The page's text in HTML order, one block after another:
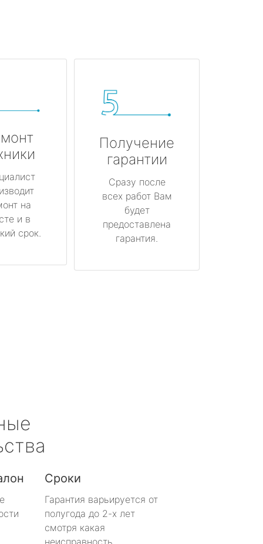
на
и в
срок.
Получение
гарантии
Сразу после
всех работ Вам
будет
предоставлена
гарантия.
Сроки
Гарантия варьируется от
полугода до 2-х лет
смотря какая
неисправность.